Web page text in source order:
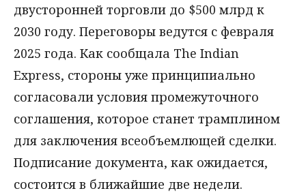
двусторонней торговли до $500 млрд к
2030 году. Переговоры ведутся с февраля
2025 года. Как сообщала The Indian
Express, стороны уже принципиально
согласовали условия промежуточного
соглашения, которое станет трамплином
для заключения всеобъемлющей сделки.
Подписание документа, как ожидается,
состоится в ближайшие две недели.